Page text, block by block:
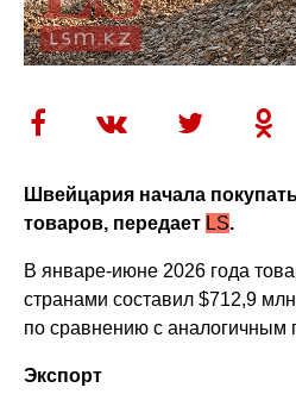
Швейцария начала
товаров, передает LS.
В январе-июне 2026 года
странами составил $712,9
по сравнению с аналогичным
Экспорт